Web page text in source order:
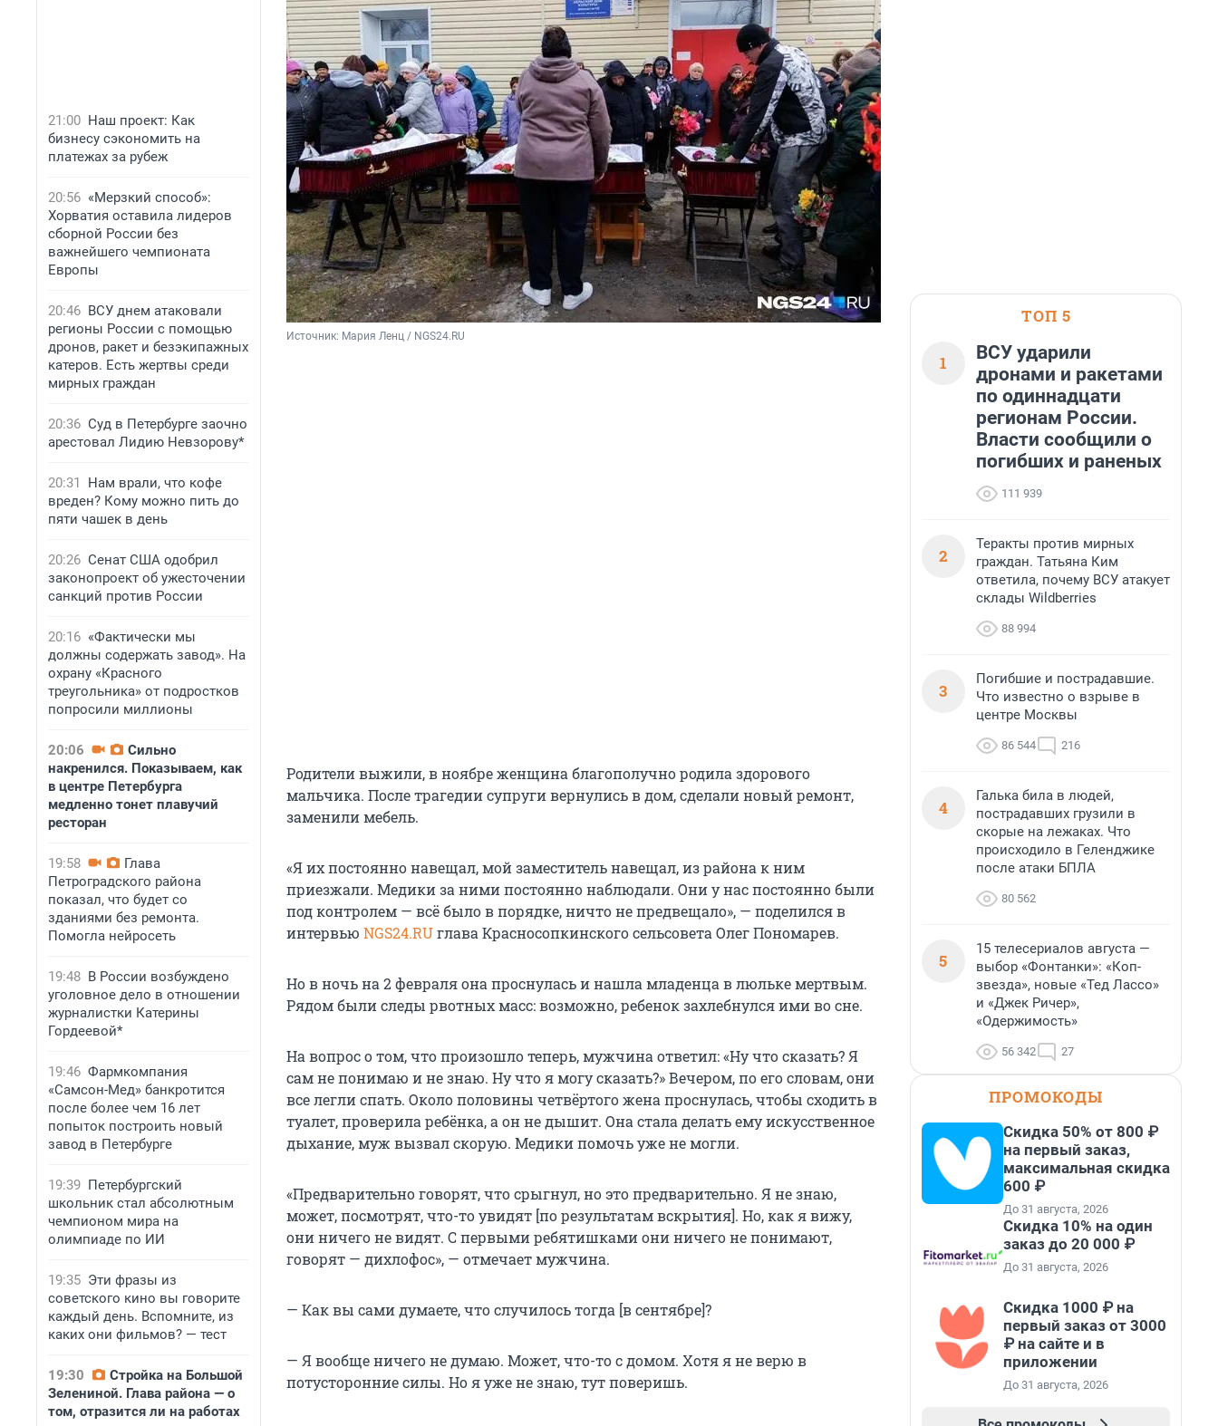
21:00 Наш проект: Как
бизнесу сэкономить на
платежах за рубеж
20:56 «Мерзкий способ»:
Хорватия оставила лидеров
сборной России без
важнейшего чемпионата
Европы
20:46 ВСУ днем атаковали
регионы России с помощью
дронов, ракет и безэкипажных
катеров. Есть жертвы среди
мирных граждан
20:36 Суд в Петербурге заочно
арестовал Лидию Невзорову*
20:31
Нам врали, что кофе
вреден? Кому можно пить до
пяти чашек в день
20:26 Сенат США одобрил
законопроект об ужесточении
санкций против России
20:16 «Фактически мы
должны содержать завод». На
охрану «Красного
треугольника» от подростков
попросили миллионы
20:06
Сильно
накренился. Показываем, как
в центре Петербурга
медленно тонет плавучий
ресторан
19:58
Глава
Петроградского района
показал, что будет со
зданиями без ремонта.
Помогла нейросеть
19:48 В России возбуждено
уголовное дело в отношении
журналистки Катерины
Гордеевой*
19:46 Фармкомпания
«Самсон-Мед» банкротится
после более чем 16 лет
попыток построить новый
завод в Петербурге
19:39 Петербургский
школьник стал абсолютным
чемпионом мира на
олимпиаде по ИИ
19:35 Эти фразы из
советского кино вы говорите
каждый день. Вспомните, из
каких они фильмов? — тест
19:30
Стройка на Большой
Зелениной. Глава района — о
том, отразится ли на работах
Источник: Мария Ленц / NGS24.RU
Родители выжили, в ноябре женщина благополучно родила здорового
мальчика. После трагедии супруги вернулись в дом, сделали новый ремонт,
заменили мебель.
«Я их постоянно навещал, мой заместитель навещал, из района к ним
приезжали. Медики за ними постоянно наблюдали. Они у нас постоянно были
под контролем — всё было в порядке, ничто не предвещало», — поделился в
интервью NGS24.RUглава Красносопкинского сельсовета Олег Пономарев.
Но в ночь на 2 февраля она проснулась и нашла младенца в люльке мертвым.
Рядом были следы рвотных масс: возможно, ребенок захлебнулся ими во сне.
На вопрос о том, что произошло теперь, мужчина ответил: «Ну что сказать? Я
сам не понимаю и не знаю. Ну что я могу сказать?» Вечером, по его словам, они
все легли спать. Около половины четвёртого жена проснулась, чтобы сходить в
туалет, проверила ребёнка, а он не дышит. Она стала делать ему искусственное
дыхание, муж вызвал скорую. Медики помочь уже не могли.
«Предварительно говорят, что срыгнул, но это предварительно. Я не знаю,
может, посмотрят, что-то увидят [по результатам вскрытия]. Но, как я вижу,
они ничего не видят. С первыми ребятишками они ничего не понимают,
говорят — дихлофос», — отмечает мужчина.
— Как вы сами думаете, что случилось тогда [в сентябре]?
— Я вообще ничего не думаю. Может, что-то с домом. Хотя я не верю в
потусторонние силы. Но я уже не знаю, тут поверишь.
ТОП 5
1
ВСУ ударили
дронами и ракетами
по одиннадцати
регионам России.
Власти сообщили о
погибших и раненых
111 939
2
Теракты против мирных
граждан. Татьяна Ким
ответила, почему ВСУ атакует
склады Wildberries
88 994
3
Погибшие и пострадавшие.
Что известно о взрыве в
центре Москвы
86 544 216
4
Галька била в людей,
пострадавших грузили в
скорые на лежаках. Что
происходило в Геленджике
после атаки БПЛА
80 562
5
15 телесериалов августа —
выбор «Фонтанки»: «Коп-
звезда», новые «Тед Лассо»
и «Джек Ричер»,
«Одержимость»
56 342 27
ПРОМОКОДЫ
Скидка 50% от 800 ₽
на первый заказ,
максимальная скидка
600 ₽
До 31 августа, 2026
Скидка 10% на один
заказ до 20 000 ₽
До 31 августа, 2026
Скидка 1000 ₽ на
первый заказ от 3000
₽ на сайте и в
приложении
До 31 августа, 2026